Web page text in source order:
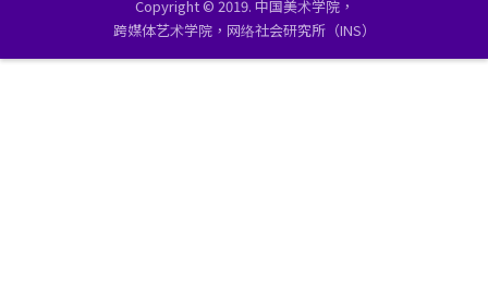
Copyright © 2019. 中国美术学院，
跨媒体艺术学院，网络社会研究所（INS）